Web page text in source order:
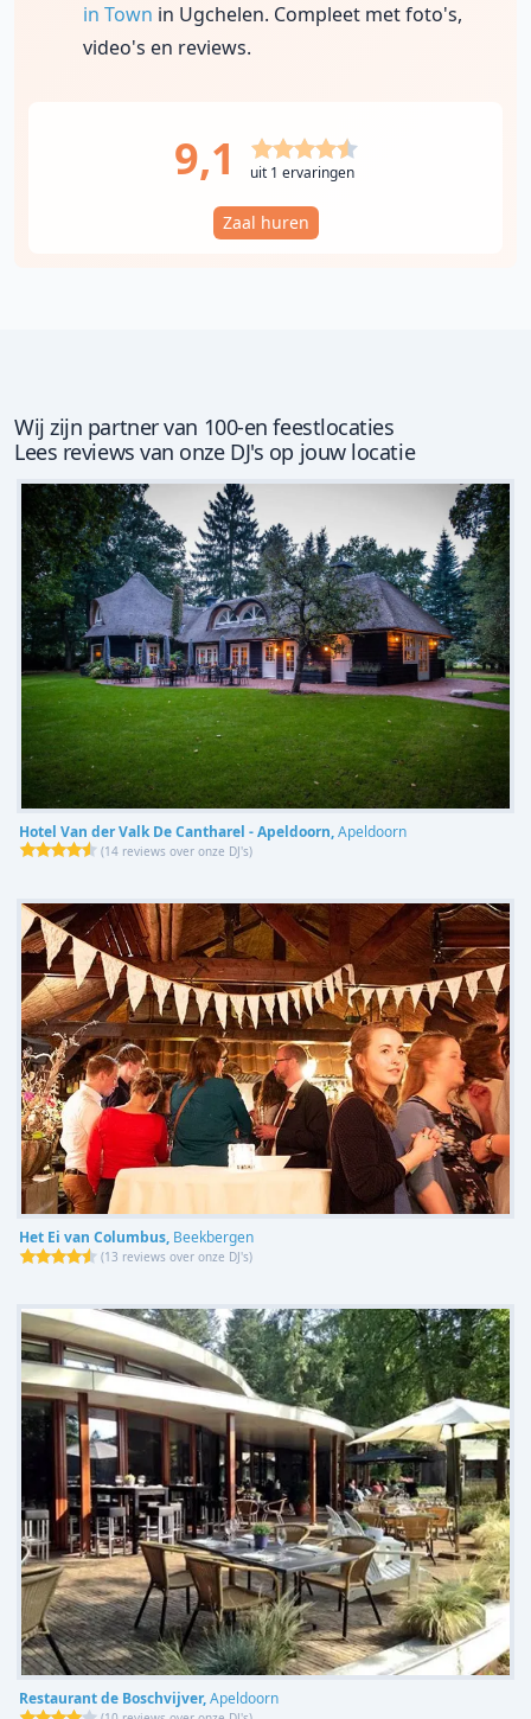
in Town in Ugchelen. Compleet met foto's,
video's en reviews.
9,1 uit 1 ervaringen
Zaal huren
Wij zijn partner van 100-en feestlocaties
Lees reviews van onze DJ's op jouw locatie
Hotel Van der Valk De Cantharel - Apeldoorn,Apeldoorn
(14 reviews over onze DJ's)
Het Ei van Columbus, Beekbergen
(13 reviews over onze DJ's)
Restaurant de Boschvijver,Apeldoorn